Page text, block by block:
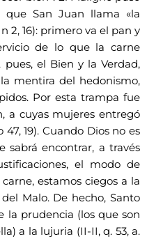
San Juan llama «la
2, 16): primero va el pan y
de lo que la carne
el Bien y la Verdad,
mentira del hedonismo,
Por esta trampa fue
a cuyas mujeres entregó
19). Cuando Dios no es
sabrá encontrar, a través
el modo de
estamos ciegos a la
Malo. De hecho, Santo
la prudencia (los que son
a la lujuria (II-II, q. 53, a.